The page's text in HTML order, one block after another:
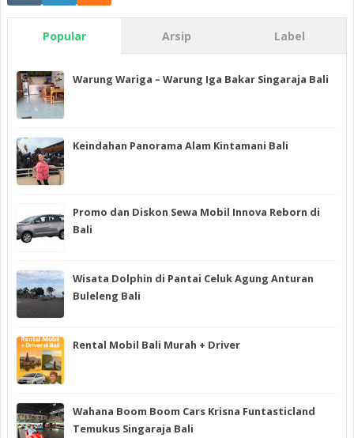
Popular Arsip Label
Warung Wariga – Warung Iga Bakar Singaraja Bali
Keindahan Panorama Alam Kintamani Bali
Promo dan Diskon Sewa Mobil Innova Reborn di
Bali
Wisata Dolphin di Pantai Celuk Agung Anturan
Buleleng Bali
Rental Mobil Bali Murah + Driver
Wahana Boom Boom Cars Krisna Funtasticland
Temukus Singaraja Bali